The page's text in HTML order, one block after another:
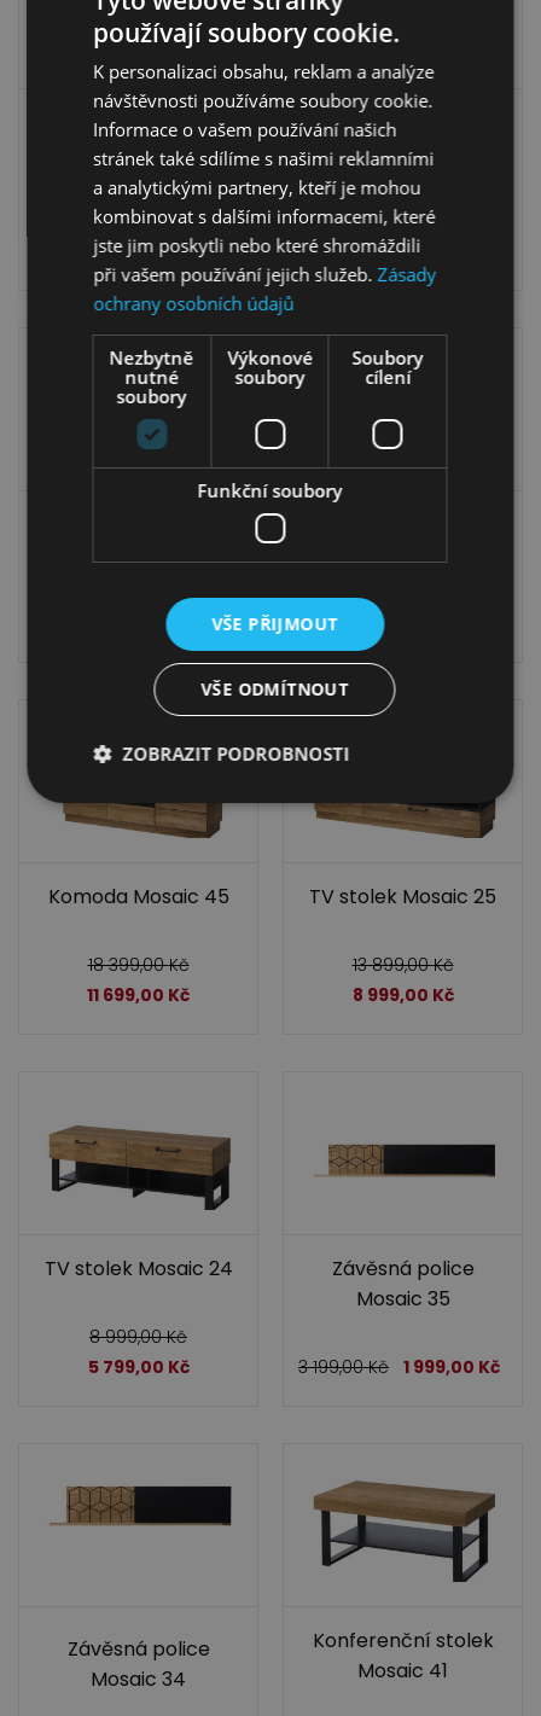
Vitrína Mosaic 10 -
levá
19 599,00Kč
13 799,00Kč
Vitrína Mosaic 11 -
pravá
19 599,00Kč
13 799,00
Kč
17 899,00
25 399,00
16 799,00
Komoda Mosaic 45
18 399,00Kč
11 699,00 Kč
TV stolek Mosaic 25
13 899,00Kč
8 999,00 Kč
TV stolek Mosaic 24
8 999,00Kč
5 799,00 Kč
Závěsná police
Mosaic 35
3 199,00Kč 1 999,00 Kč
Závěsná police
Mosaic 34
Konferenční stolek
Mosaic 41
používají soubory cookie.
K personalizaci obsahu, reklam a analýze
návštěvnosti používáme soubory cookie.
Informace o vašem používání našich
stránek také sdílíme s našimi reklamními
a analytickými partnery, kteří je mohou
kombinovat s dalšími informacemi, které
jste jim poskytli nebo které shromáždili
při vašem používání jejich služeb.Zásady
ochrany osobních údajů
Nezbytně
nutné
soubory
Výkonové
soubory
Soubory
cílení
Funkční soubory
VŠE PŘIJMOUT
VŠE ODMÍTNOUT
ZOBRAZIT PODROBNOSTI